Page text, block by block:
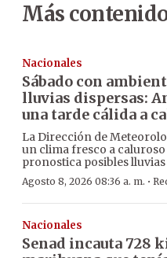
Más
Nacionales
Sábado con
lluvias dispersas:
una tarde cálida a
La Dirección de
un clima fresco a caluroso
pronostica posibles
Agosto 8, 2026 08:36 a. m. ·
Nacionales
Senad incauta 728